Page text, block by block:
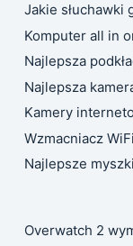
Jakie słuchawki
Komputer all in
Najlepsza
Najlepsza
Kamery
Wzmacniacz
Najlepsze
Overwatch 2